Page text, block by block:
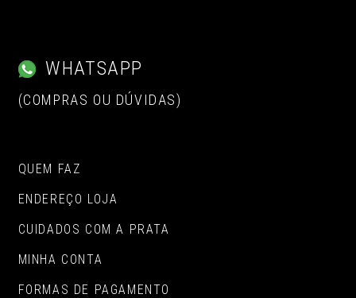
WHATSAPP
(COMPRAS OU DÚVIDAS)
QUEM FAZ
ENDEREÇO LOJA
CUIDADOS COM A PRATA
MINHA CONTA
FORMAS DE PAGAMENTO